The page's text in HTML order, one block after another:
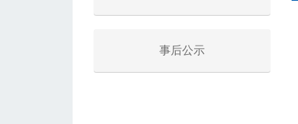
事后公示